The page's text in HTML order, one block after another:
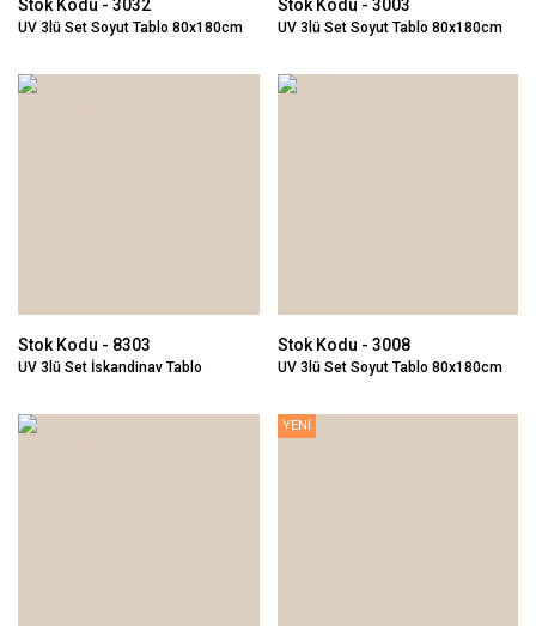
Stok Kodu - 3032
UV 3lü Set Soyut Tablo 80x180cm
Stok Kodu - 3003
UV 3lü Set Soyut Tablo 80x180cm
Stok Kodu - 8303
UV 3lü Set İskandinav Tablo
Stok Kodu - 3008
UV 3lü Set Soyut Tablo 80x180cm
YENİ